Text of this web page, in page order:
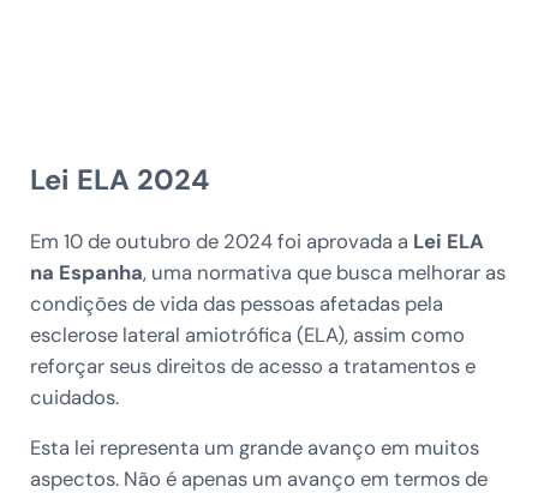
Lei ELA 2024
Em 10 de outubro de 2024 foi aprovada a Lei ELA
na Espanha, uma normativa que busca melhorar as
condições de vida das pessoas afetadas pela
esclerose lateral amiotrófica (ELA), assim como
reforçar seus direitos de acesso a tratamentos e
cuidados.
Esta lei representa um grande avanço em muitos
aspectos. Não é apenas um avanço em termos de